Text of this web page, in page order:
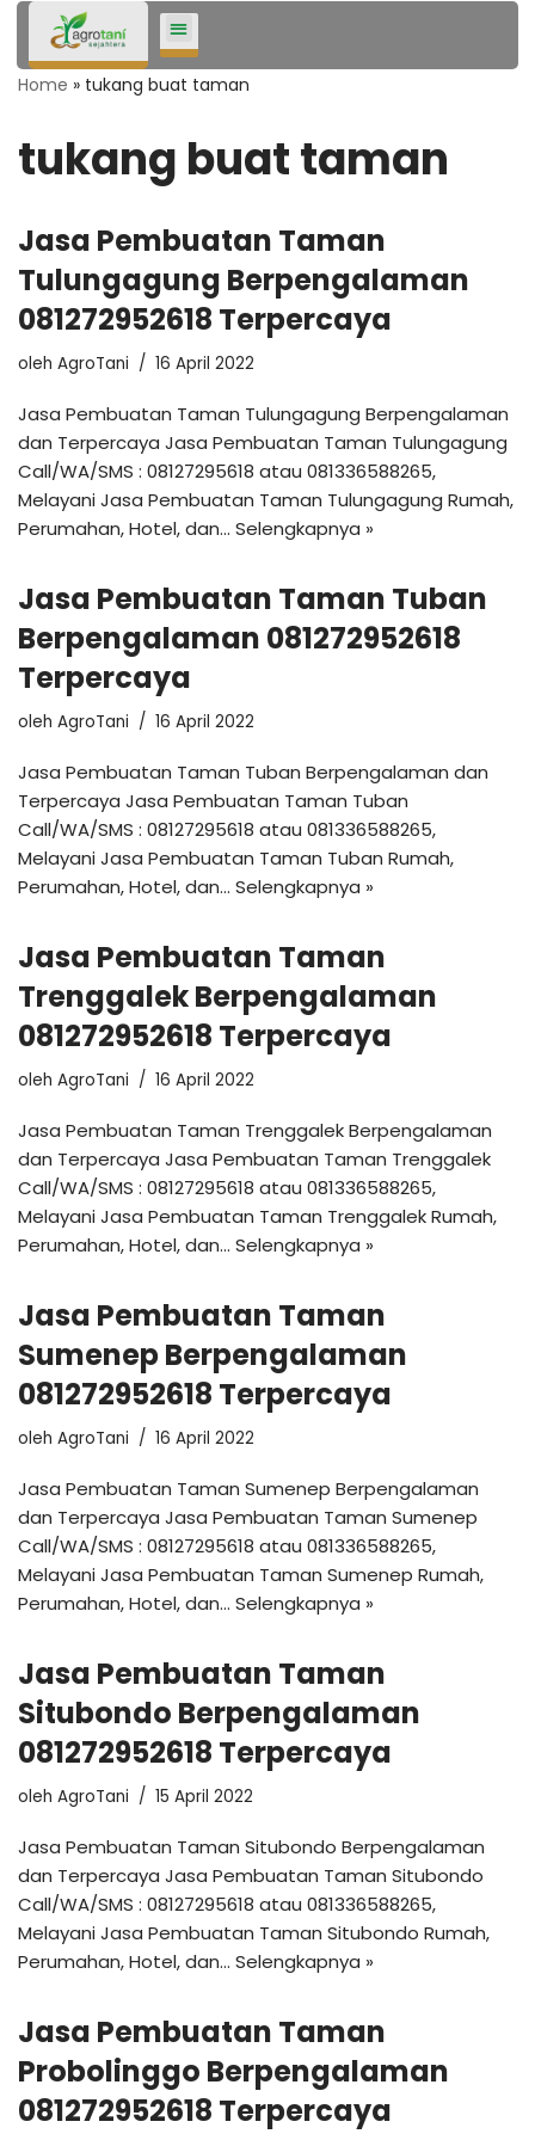
Lompat
ke
Home » tukang buat taman
tukang buat taman
Jasa Pembuatan Taman
Tulungagung Berpengalaman
081272952618 Terpercaya
oleh AgroTani 16 April 2022
Jasa Pembuatan Taman Tulungagung Berpengalaman
dan Terpercaya Jasa Pembuatan Taman Tulungagung
Call/WA/SMS : 08127295618 atau 081336588265,
Melayani Jasa Pembuatan Taman Tulungagung Rumah,
Perumahan, Hotel, dan… Selengkapnya »
Jasa Pembuatan Taman Tuban
Berpengalaman 081272952618
Terpercaya
oleh AgroTani 16 April 2022
Jasa Pembuatan Taman Tuban Berpengalaman dan
Terpercaya Jasa Pembuatan Taman Tuban
Call/WA/SMS : 08127295618 atau 081336588265,
Melayani Jasa Pembuatan Taman Tuban Rumah,
Perumahan, Hotel, dan… Selengkapnya »
Jasa Pembuatan Taman
Trenggalek Berpengalaman
081272952618 Terpercaya
oleh AgroTani 16 April 2022
Jasa Pembuatan Taman Trenggalek Berpengalaman
dan Terpercaya Jasa Pembuatan Taman Trenggalek
Call/WA/SMS : 08127295618 atau 081336588265,
Melayani Jasa Pembuatan Taman Trenggalek Rumah,
Perumahan, Hotel, dan… Selengkapnya »
Jasa Pembuatan Taman
Sumenep Berpengalaman
081272952618 Terpercaya
oleh AgroTani 16 April 2022
Jasa Pembuatan Taman Sumenep Berpengalaman
dan Terpercaya Jasa Pembuatan Taman Sumenep
Call/WA/SMS : 08127295618 atau 081336588265,
Melayani Jasa Pembuatan Taman Sumenep Rumah,
Perumahan, Hotel, dan… Selengkapnya »
Jasa Pembuatan Taman
Situbondo Berpengalaman
081272952618 Terpercaya
oleh AgroTani 15 April 2022
Jasa Pembuatan Taman Situbondo Berpengalaman
dan Terpercaya Jasa Pembuatan Taman Situbondo
Call/WA/SMS : 08127295618 atau 081336588265,
Melayani Jasa Pembuatan Taman Situbondo Rumah,
Perumahan, Hotel, dan… Selengkapnya »
Jasa Pembuatan Taman
Probolinggo Berpengalaman
081272952618 Terpercaya